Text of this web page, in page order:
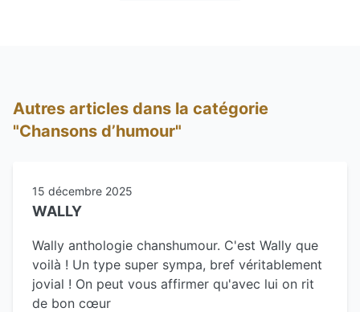
Autres articles dans la catégorie
"Chansons d’humour"
15 décembre 2025
WALLY
Wally anthologie chanshumour. C'est Wally que
voilà ! Un type super sympa, bref véritablement
jovial ! On peut vous affirmer qu'avec lui on rit
de bon cœur